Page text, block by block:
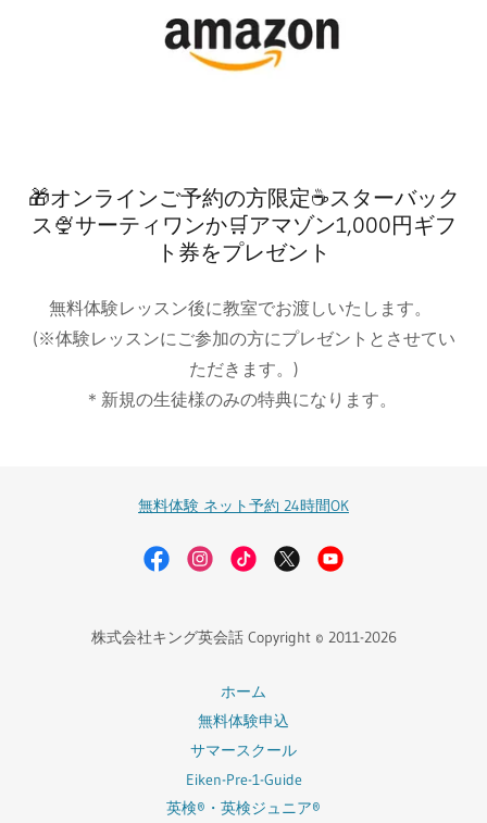
🎁オンラインご予約の方限定☕スターバック
ス🍨サーティワンか🛒アマゾン1,000円ギフ
ト券をプレゼント
無料体験レッスン後に教室でお渡しいたします。
(※体験レッスンにご参加の方にプレゼントとさせてい
ただきます。)
＊新規の生徒様のみの特典になります。
無料体験 ネット予約 24時間OK
株式会社キング英会話 Copyright © 2011-2026
ホーム
無料体験申込
サマースクール
Eiken-Pre-1-Guide
英検®・英検ジュニア®